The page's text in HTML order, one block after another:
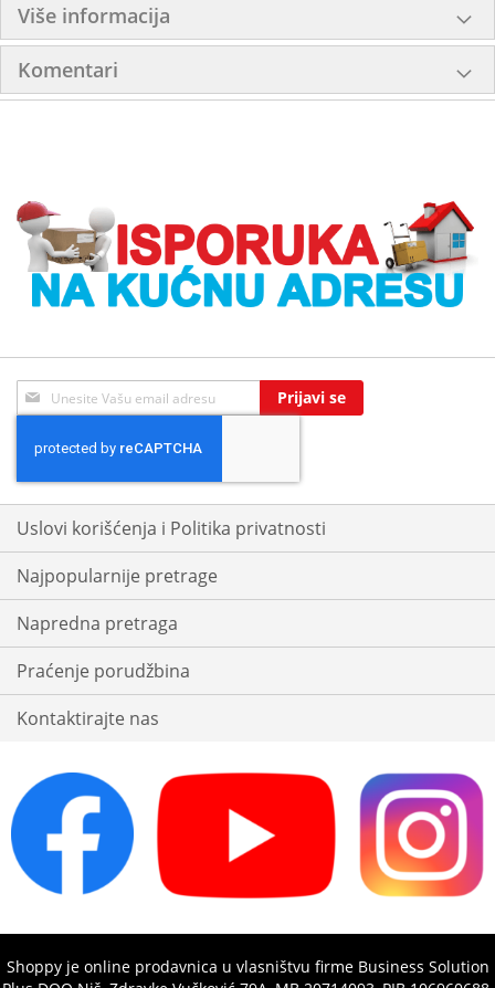
Više informacija
Komentari
Sign
Up
Our
Newsletter:
Prijavi se
Uslovi korišćenja i Politika privatnosti
Najpopularnije pretrage
Napredna pretraga
Praćenje porudžbina
Kontaktirajte nas
Shoppy je online prodavnica u vlasništvu firme Business Solution